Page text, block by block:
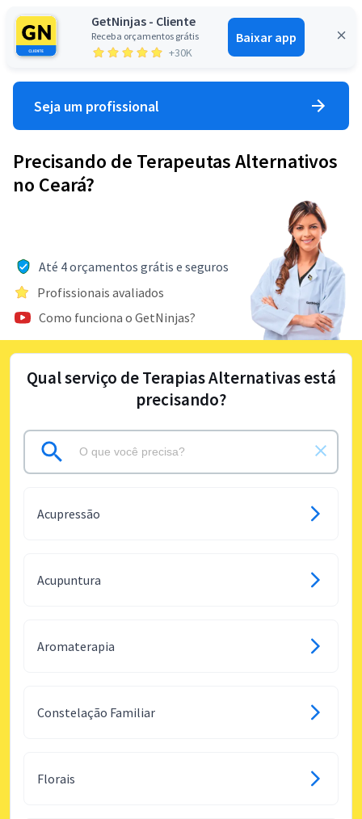
GetNinjas - Cliente
Receba orçamentos grátis
+30K
Baixar app
Entrar
Seja um profissional
Precisando de Terapeutas Alternativos
no Ceará?
Até 4 orçamentos grátis e seguros
Profissionais avaliados
Como funciona o GetNinjas?
Qual serviço de Terapias Alternativas está
precisando?
Acupressão
Acupuntura
Aromaterapia
Constelação Familiar
Florais